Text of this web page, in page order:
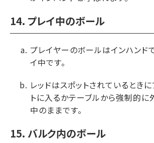
14. プレイ中のボール
プレイヤーのボールはインハンド
イ中です。
レッドはスポットされているときに
トに入るかテーブルから強制的に
中のままです。
15. バルク内のボール